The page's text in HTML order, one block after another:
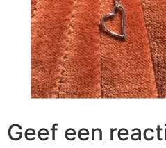
Geef een